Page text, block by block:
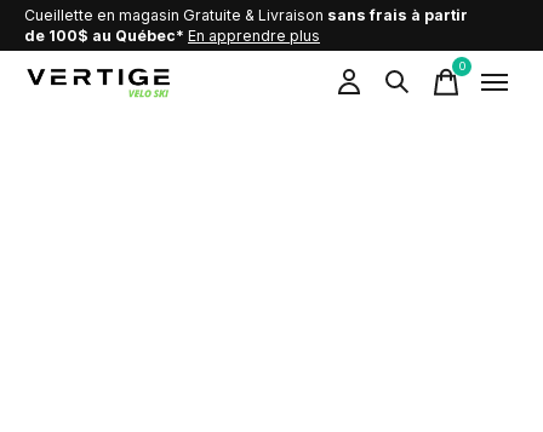
Cueillette en magasin Gratuite & Livraison sans frais à partir
de 100$ au Québec* En apprendre plus
0items